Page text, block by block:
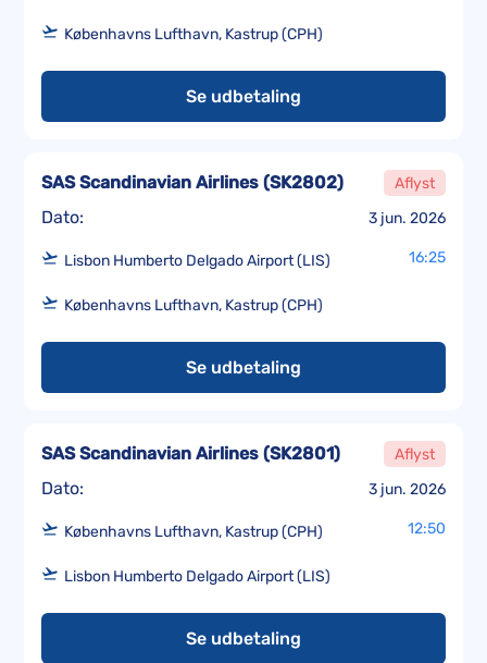
Københavns Lufthavn, Kastrup (CPH)
Se udbetaling
Dato: 3 jun. 2026
SAS Scandinavian Airlines (SK2802) Aflyst
Lisbon Humberto Delgado Airport (LIS) 16:25
Københavns Lufthavn, Kastrup (CPH)
Se udbetaling
Dato: 3 jun. 2026
SAS Scandinavian Airlines (SK2801) Aflyst
Københavns Lufthavn, Kastrup (CPH) 12:50
Lisbon Humberto Delgado Airport (LIS)
Se udbetaling